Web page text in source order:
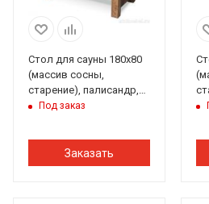
Стол для сауны 180х80
(массив сосны,
старение), палисандр,
ИРБПод заказ
Заказать